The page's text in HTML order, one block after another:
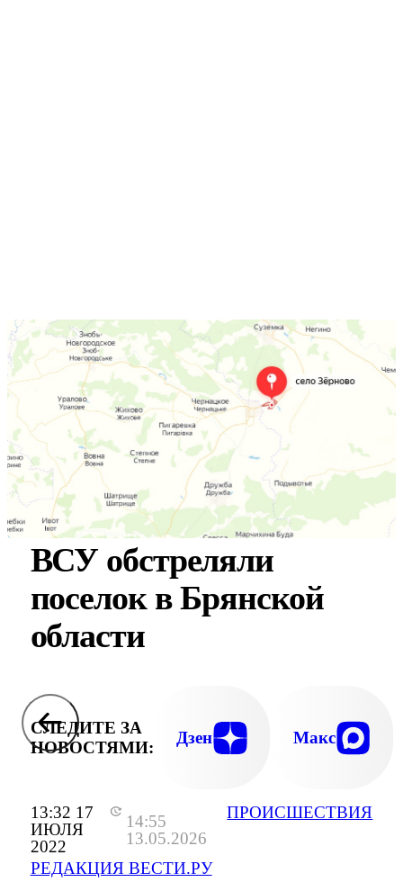
13:32 17
ИЮЛЯ
2022
14:55
13.05.2026
РЕДАКЦИЯ ВЕСТИ.РУ
ПРОИСШЕСТВИЯ
ВСУ обстреляли
поселок в Брянской
области
СЛЕДИТЕ ЗА
НОВОСТЯМИ:
Дзен Макс